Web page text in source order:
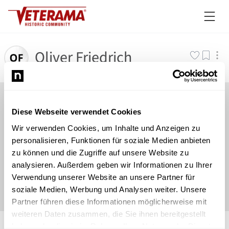
Diese Webseite verwendet Cookies
Wir verwenden Cookies, um Inhalte und Anzeigen zu
personalisieren, Funktionen für soziale Medien anbieten
zu können und die Zugriffe auf unsere Website zu
analysieren. Außerdem geben wir Informationen zu Ihrer
Verwendung unserer Website an unsere Partner für
soziale Medien, Werbung und Analysen weiter. Unsere
Partner führen diese Informationen möglicherweise mit
weiteren Daten zusammen, die Sie ihnen bereitgestellt
Oliver Friedrich
©Newsload /System